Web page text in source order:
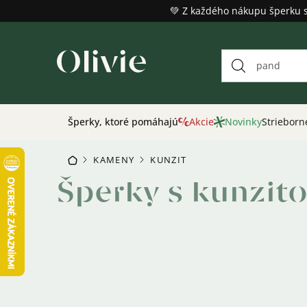
na
💚 Z každého nákupu šperku
Šperky, ktoré pomáhajú Akcie Novinky
DOMOVKAMENY KUNZIT
Šperky s